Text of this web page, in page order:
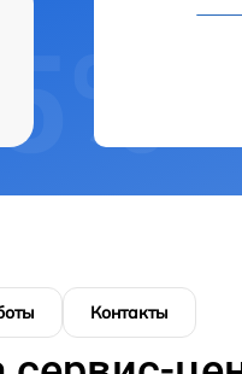
Контакты